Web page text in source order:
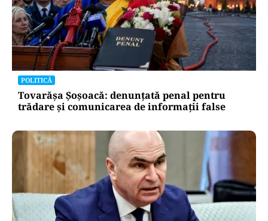
POLITICĂ
Tovarășa Șoșoacă: denunțată penal pentru
trădare și comunicarea de informații false